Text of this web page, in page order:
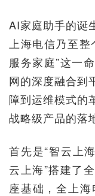
AI家庭助手的诞
上海电信乃至
服务家庭”这一
网的深度融合到
障到运维模式的
战略级产品的落
首先是“智云上
云上海”搭建了
座基础，全上